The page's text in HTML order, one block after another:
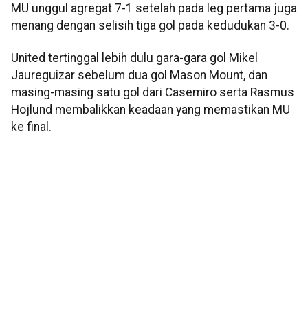
MU unggul agregat 7-1 setelah pada leg pertama juga
menang dengan selisih tiga gol pada kedudukan 3-0.
United tertinggal lebih dulu gara-gara gol Mikel
Jaureguizar sebelum dua gol Mason Mount, dan
masing-masing satu gol dari Casemiro serta Rasmus
Hojlund membalikkan keadaan yang memastikan MU
ke final.